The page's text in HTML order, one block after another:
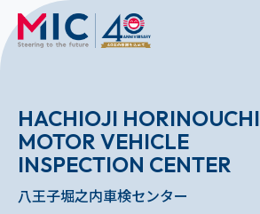
HACHIOJI HORINOUCHI
MOTOR VEHICLE
INSPECTION CENTER
八王子堀之内車検センター